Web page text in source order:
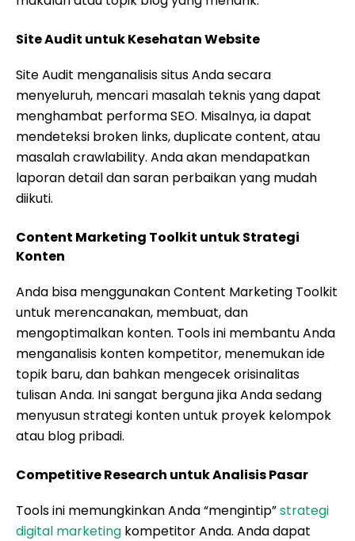
Site Audit untuk Kesehatan Website
Site Audit menganalisis situs Anda secara
menyeluruh, mencari masalah teknis yang dapat
menghambat performa SEO. Misalnya, ia dapat
mendeteksi broken links, duplicate content, atau
masalah crawlability. Anda akan mendapatkan
laporan detail dan saran perbaikan yang mudah
diikuti.
Content Marketing Toolkit untuk Strategi
Konten
Anda bisa menggunakan Content Marketing Toolkit
untuk merencanakan, membuat, dan
mengoptimalkan konten. Tools ini membantu Anda
menganalisis konten kompetitor, menemukan ide
topik baru, dan bahkan mengecek orisinalitas
tulisan Anda. Ini sangat berguna jika Anda sedang
menyusun strategi konten untuk proyek kelompok
atau blog pribadi.
Competitive Research untuk Analisis Pasar
Tools ini memungkinkan Anda “mengintip”strategi
digital marketing kompetitor Anda. Anda dapat